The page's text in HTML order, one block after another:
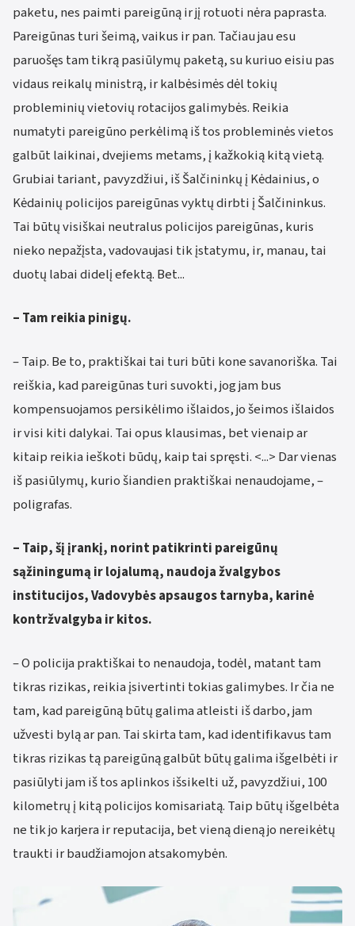
paketu, nes paimti pareigūną ir jį rotuoti nėra paprasta.
Pareigūnas turi šeimą, vaikus ir pan. Tačiau jau esu
paruošęs tam tikrą pasiūlymų paketą, su kuriuo eisiu pas
vidaus reikalų ministrą, ir kalbėsimės dėl tokių
probleminių vietovių rotacijos galimybės. Reikia
numatyti pareigūno perkėlimą iš tos probleminės vietos
galbūt laikinai, dvejiems metams, į kažkokią kitą vietą.
Grubiai tariant, pavyzdžiui, iš Šalčininkų į Kėdainius, o
Kėdainių policijos pareigūnas vyktų dirbti į Šalčininkus.
Tai būtų visiškai neutralus policijos pareigūnas, kuris
nieko nepažįsta, vadovaujasi tik įstatymu, ir, manau, tai
duotų labai didelį efektą. Bet...
– Tam reikia pinigų.
– Taip. Be to, praktiškai tai turi būti kone savanoriška. Tai
reiškia, kad pareigūnas turi suvokti, jog jam bus
kompensuojamos persikėlimo išlaidos, jo šeimos išlaidos
ir visi kiti dalykai. Tai opus klausimas, bet vienaip ar
kitaip reikia ieškoti būdų, kaip tai spręsti. <...> Dar vienas
iš pasiūlymų, kurio šiandien praktiškai nenaudojame, –
poligrafas.
– Taip, šį įrankį, norint patikrinti pareigūnų
sąžiningumą ir lojalumą, naudoja žvalgybos
institucijos, Vadovybės apsaugos tarnyba, karinė
kontržvalgyba ir kitos.
– O policija praktiškai to nenaudoja, todėl, matant tam
tikras rizikas, reikia įsivertinti tokias galimybes. Ir čia ne
tam, kad pareigūną būtų galima atleisti iš darbo, jam
užvesti bylą ar pan. Tai skirta tam, kad identifikavus tam
tikras rizikas tą pareigūną galbūt būtų galima išgelbėti ir
pasiūlyti jam iš tos aplinkos išsikelti už, pavyzdžiui, 100
kilometrų į kitą policijos komisariatą. Taip būtų išgelbėta
ne tik jo karjera ir reputacija, bet vieną dieną jo nereikėtų
traukti ir baudžiamojon atsakomybėn.